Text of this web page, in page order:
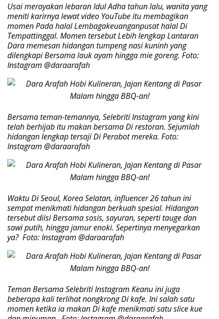
Usai merayakan lebaran Idul Adha tahun lalu, wanita yang
meniti karirnya lewat video YouTube itu membagikan
momen Pada halal Lembagakeuanganpusat halal Di
Tempattinggal. Momen tersebut Lebih lengkap Lantaran
Dara memesan hidangan tumpeng nasi kuninh yang
dilengkapi Bersama lauk ayam hingga mie goreng. Foto:
Instagram @daraarafah
Bersama teman-temannya, Selebriti Instagram yang kini
telah berhijab itu makan bersama Di restoran. Sejumlah
hidangan lengkap tersaji Di Perabot mereka. Foto:
Instagram @daraarafah
Waktu Di Seoul, Korea Selatan, influencer 26 tahun ini
sempat menikmati hidangan berkuah spesial. Hidangan
tersebut diisi Bersama sosis, sayuran, seperti tauge dan
sawi putih, hingga jamur enoki. Sepertinya menyegarkan
ya? Foto: Instagram @daraarafah
Teman Bersama Selebriti Instagram Keanu ini juga
beberapa kali terlihat nongkrong Di kafe. Ini salah satu
momen ketika ia makan Di kafe menikmati satu slice kue